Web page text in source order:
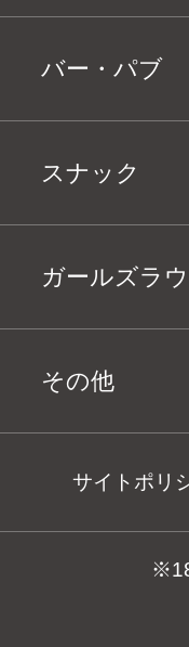
バー・パブ
スナック
ガールズラ
その他
サイトポリ